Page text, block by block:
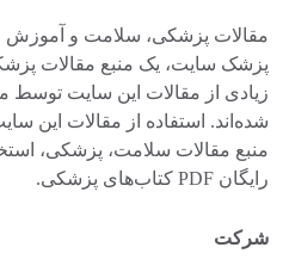
مقالات پزشکی، سلامت و آموزش
پزشک سایت، یک منبع مقالات
زیادی از مقالات این سایت توسط
شده‌اند. استفاده از مقالات این
منبع مقالات سلامت، پزشکی،
رایگان PDF کتاب‌های پزشکی.
شرکت